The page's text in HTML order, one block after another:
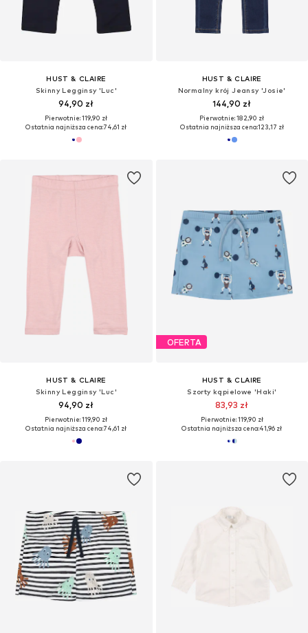
HUST & CLAIRE
Skinny Legginsy 'Luc'
94,90 zł
Pierwotnie: 119,90 zł
Ostatnia najniższa cena:74,61 zł
HUST & CLAIRE
Normalny krój Jeansy 'Josie'
144,90 zł
Pierwotnie: 182,90 zł
Ostatnia najniższa cena:123,17 zł
HUST & CLAIRE
Skinny Legginsy 'Luc'
94,90 zł
Pierwotnie: 119,90 zł
Ostatnia najniższa cena:74,61 zł
OFERTA
HUST & CLAIRE
Szorty kąpielowe 'Haki'
83,93 zł
Pierwotnie: 119,90 zł
Ostatnia najniższa cena:41,96 zł